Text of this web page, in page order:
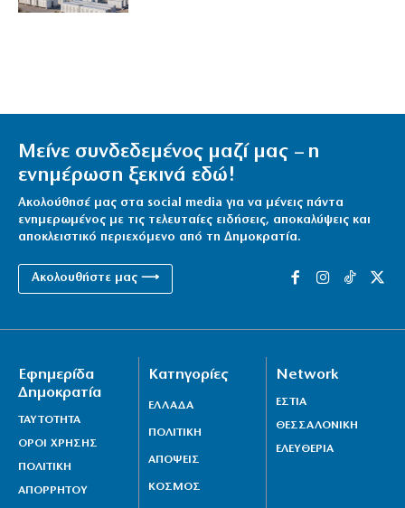
Μείνε συνδεδεμένος μαζί μας – η
ενημέρωση ξεκινά εδώ!
Ακολούθησέ μας στα social media για να μένεις πάντα
ενημερωμένος με τις τελευταίες ειδήσεις, αποκαλύψεις και
αποκλειστικό περιεχόμενο από τη Δημοκρατία.
Ακολουθήστε μας ⟶
Εφημερίδα
Δημοκρατία
ΤΑΥΤΟΤΗΤΑ
ΟΡΟΙ ΧΡΗΣΗΣ
ΠΟΛΙΤΙΚΗ
ΑΠΟΡΡΗΤΟΥ
Κατηγορίες
ΕΛΛΑΔΑ
ΠΟΛΙΤΙΚΗ
ΑΠΟΨΕΙΣ
ΚΟΣΜΟΣ
Network
ΕΣΤΙΑ
ΘΕΣΣΑΛΟΝΙΚΗ
ΕΛΕΥΘΕΡΙΑ